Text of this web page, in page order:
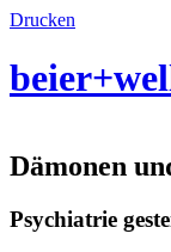
Drucken
Dämonen
Psychiatrie